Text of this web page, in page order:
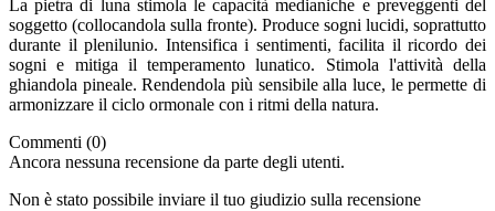
La pietra di luna stimola le capacità medianiche e preveggenti del
soggetto (collocandola sulla fronte). Produce sogni lucidi, soprattutto
durante il plenilunio. Intensifica i sentimenti, facilita il ricordo dei
sogni e mitiga il temperamento lunatico. Stimola l'attività della
ghiandola pineale. Rendendola più sensibile alla luce, le permette di
armonizzare il ciclo ormonale con i ritmi della natura.
Commenti (0)
Ancora nessuna recensione da parte degli utenti.
Non è stato possibile inviare il tuo giudizio sulla recensione